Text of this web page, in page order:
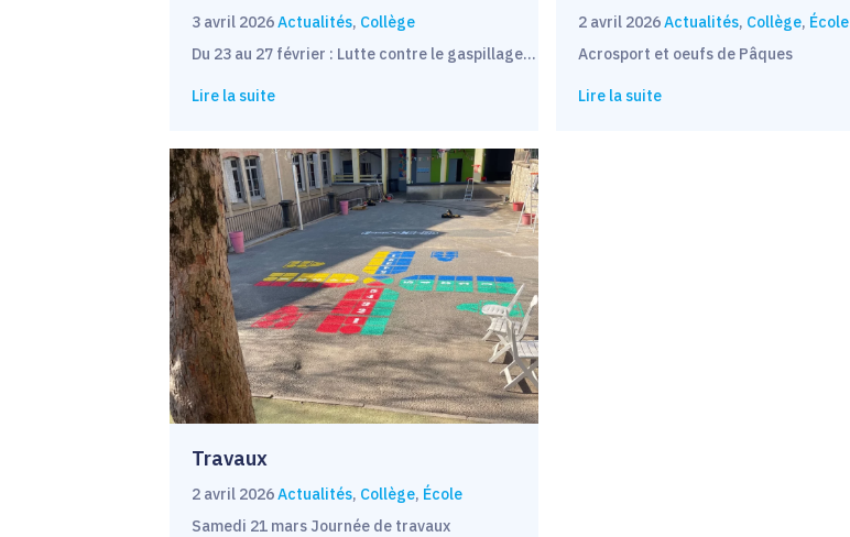
3 avril 2026Actualités, Collège
Du 23 au 27 février : Lutte contre le gaspillage…
Lire la suite
2 avril 2026Actualités, Collège, École
Acrosport et oeufs de Pâques
Lire la suite
Travaux
2 avril 2026Actualités, Collège, École
Samedi 21 mars Journée de travaux